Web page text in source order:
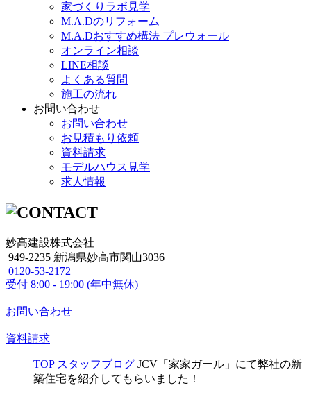
家づくりラボ見学
M.A.Dのリフォーム
M.A.Dおすすめ構法 プレウォール
オンライン相談
LINE相談
よくある質問
施工の流れ
お問い合わせ
お問い合わせ
お見積もり依頼
資料請求
モデルハウス見学
求人情報
妙高建設株式会社
949-2235 新潟県妙高市関山3036
0120-53-2172
受付 8:00 - 19:00 (年中無休)
お問い合わせ
資料請求
TOP スタッフブログ JCV「家家ガール」にて弊社の新
築住宅を紹介してもらいました！